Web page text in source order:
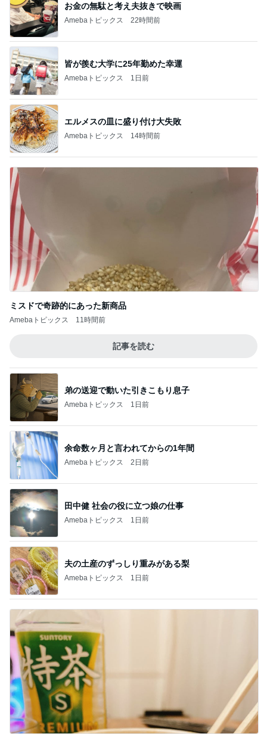
お金の無駄と考え夫抜きで映画
Amebaトピックス 22時間前
皆が羨む大学に25年勤めた幸運
Amebaトピックス 1日前
エルメスの皿に盛り付け大失敗
Amebaトピックス 14時間前
ミスドで奇跡的にあった新商品
Amebaトピックス 11時間前
記事を読む
弟の送迎で動いた引きこもり息子
Amebaトピックス 1日前
余命数ヶ月と言われてからの1年間
Amebaトピックス 2日前
田中健 社会の役に立つ娘の仕事
Amebaトピックス 1日前
夫の土産のずっしり重みがある梨
Amebaトピックス 1日前